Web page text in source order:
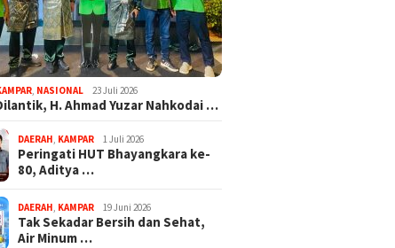
NASIONAL 23 Juli 2026
H. Ahmad Yuzar Nahkodai …
DAERAH KAMPAR 1 Juli 2026
Peringati HUT Bhayangkara ke-
80, Aditya …
DAERAH KAMPAR 19 Juni 2026
Tak Sekadar Bersih dan Sehat,
Air Minum …